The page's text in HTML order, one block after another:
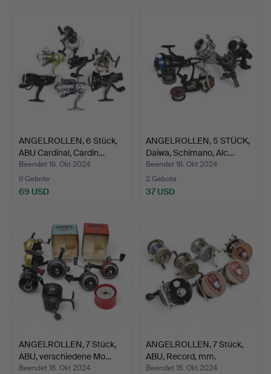
ANGELROLLEN, 6 Stück,
ABU Cardinal, Cardin…
Beendet 16. Okt 2024
9 Gebote
69 USD
ANGELROLLEN, 5 STÜCK,
Daiwa, Schimano, Alc…
Beendet 16. Okt 2024
2 Gebote
37 USD
ANGELROLLEN, 7 Stück,
ABU, verschiedene Mo…
Beendet 16. Okt 2024
ANGELROLLEN, 7 Stück,
ABU, Record, mm.
Beendet 16. Okt 2024